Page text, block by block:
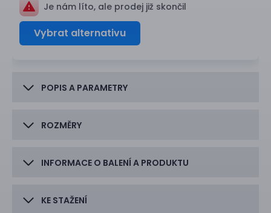
Je nám líto, ale prodej již skončil
Vybrat alternativu
POPIS A PARAMETRY
ROZMĚRY
INFORMACE O BALENÍ A PRODUKTU
KE STAŽENÍ